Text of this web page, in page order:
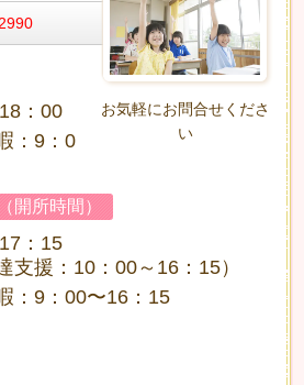
お気軽にお問合せくださ
い
：00
：9：0
開所時間）
：15
：10：00～16：15）
：9：00〜16：15